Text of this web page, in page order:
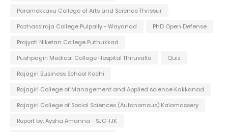
Paramekkavu College of Arts and Science Thrissur
Pazhassiraja College Pulpally - Wayanad
PhD Open Defense
Prajyoti Niketan College Puthukkad
Pushpagiri Medical College Hospital Thiruvalla
Quiz
Rajagiri Business School Kochi
Rajagiri College of Management and Applied science Kakkanad
Rajagiri College of Social Sciences (Autonomous) Kalamassery
Report by: Aysha Amanna - SJC-IJK